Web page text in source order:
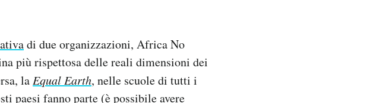
di due organizzazioni, Africa No
più rispettosa delle reali dimensioni dei
laEqual Earth, nelle scuole di tutti i
paesi fanno parte (è possibile avere